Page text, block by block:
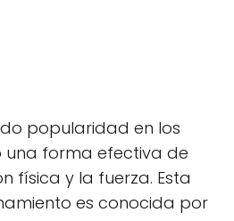
popularidad en los
una forma efectiva de
física y la fuerza. Esta
es conocida por